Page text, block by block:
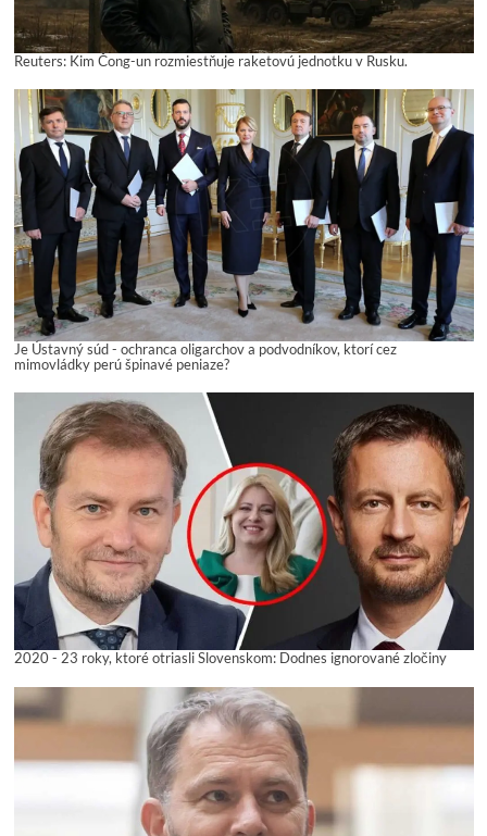
Reuters: Kim Čong-un rozmiestňuje raketovú jednotku v Rusku.
Je Ústavný súd - ochranca oligarchov a podvodníkov, ktorí cez
mimovládky perú špinavé peniaze?
2020 - 23 roky, ktoré otriasli Slovenskom: Dodnes ignorované zločiny